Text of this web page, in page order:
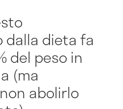
dalla dieta fa
del peso in
(ma
abolirlo